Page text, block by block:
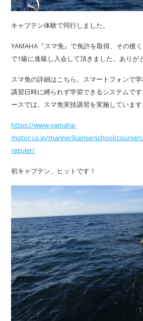
キャプテン体験で同行しました。
YAMAHA『スマ免』で免許を取得、その後
で1級に進級し入会して頂きました。ありが
スマ免の詳細はこちら。スマートフォンで
講習日時に縛られず学習できるシステムで
ースでは、スマ免実技講習を実施しています
https://www.yamaha-
motor.co.jp/marine/license/school/course/
reguler/
初キャプテン、ヒットです！